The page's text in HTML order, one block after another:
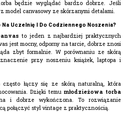
będzie wyglądać bardzo dobrze. Jeśli
model canvasowy ze skórzanymi detalami.
Na Uczelnię I Do Codziennego Noszenia?
to jeden z najbardziej praktycznych
jest mocny, odporny na tarcie, dobrze znosi
zbyt formalnie. W porównaniu ze skórą
przy noszeniu książek, laptopa i
często łączy się ze skórą naturalną, która
Dzięki temu młodzieżowa torba
i dobrze wykończona. To rozwiązanie
połączyć styl vintage z praktycznością.